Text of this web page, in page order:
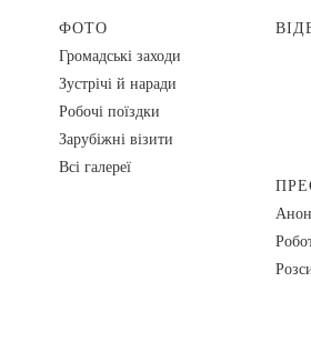
ФОТО
Громадські заходи
Зустрічі й наради
Робочі поїздки
Зарубіжні візити
Всі галереї